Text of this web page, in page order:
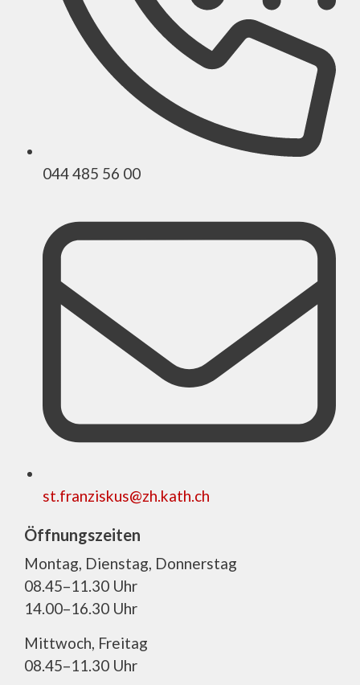
044 485 56 00
st.franziskus@zh.kath.ch
Öffnungszeiten
Montag, Dienstag, Donnerstag
08.45–11.30 Uhr
14.00–16.30 Uhr
Mittwoch, Freitag
08.45–11.30 Uhr